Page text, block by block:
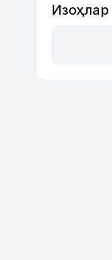
Изоҳлар